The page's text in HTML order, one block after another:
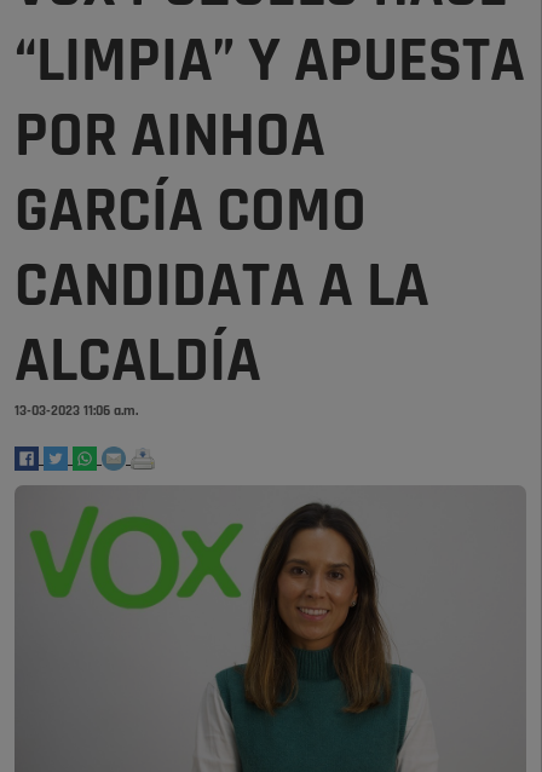
“LIMPIA” Y APUESTA
POR AINHOA
GARCÍA COMO
CANDIDATA A LA
ALCALDÍA
13-03-2023 11:06 a.m.